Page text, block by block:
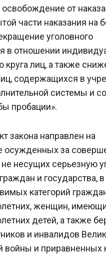
от
части наказания на
уголовного
в отношении
круга лиц, а также
содержащихся в
системы и
пробации».
закона направлен на
осужденных за
несущих серьезную
и государства,
категорий
женщин,
детей, а также
и инвалидов
войны и приравненных